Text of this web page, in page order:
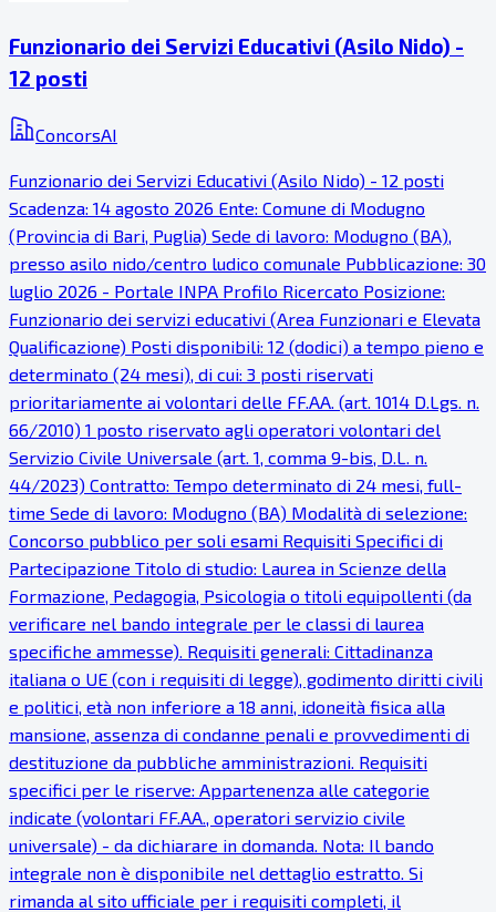
Funzionario dei Servizi Educativi (Asilo Nido) -
12 posti
ConcorsAI
Funzionario dei Servizi Educativi (Asilo Nido) - 12 posti
Scadenza: 14 agosto 2026 Ente: Comune di Modugno
(Provincia di Bari, Puglia) Sede di lavoro: Modugno (BA),
presso asilo nido/centro ludico comunale Pubblicazione: 30
luglio 2026 - Portale INPA Profilo Ricercato Posizione:
Funzionario dei servizi educativi (Area Funzionari e Elevata
Qualificazione) Posti disponibili: 12 (dodici) a tempo pieno e
determinato (24 mesi), di cui: 3 posti riservati
prioritariamente ai volontari delle FF.AA. (art. 1014 D.Lgs. n.
66/2010) 1 posto riservato agli operatori volontari del
Servizio Civile Universale (art. 1, comma 9-bis, D.L. n.
44/2023) Contratto: Tempo determinato di 24 mesi, full-
time Sede di lavoro: Modugno (BA) Modalità di selezione:
Concorso pubblico per soli esami Requisiti Specifici di
Partecipazione Titolo di studio: Laurea in Scienze della
Formazione, Pedagogia, Psicologia o titoli equipollenti (da
verificare nel bando integrale per le classi di laurea
specifiche ammesse). Requisiti generali: Cittadinanza
italiana o UE (con i requisiti di legge), godimento diritti civili
e politici, età non inferiore a 18 anni, idoneità fisica alla
mansione, assenza di condanne penali e provvedimenti di
destituzione da pubbliche amministrazioni. Requisiti
specifici per le riserve: Appartenenza alle categorie
indicate (volontari FF.AA., operatori servizio civile
universale) - da dichiarare in domanda. Nota: Il bando
integrale non è disponibile nel dettaglio estratto. Si
rimanda al sito ufficiale per i requisiti completi, il